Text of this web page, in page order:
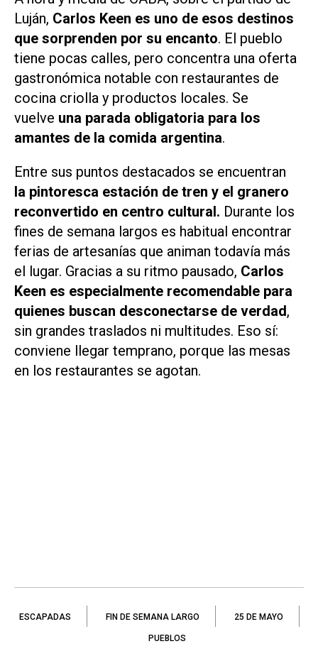
Luján, Carlos Keen es uno de esos destinos
que sorprenden por su encanto. El pueblo
tiene pocas calles, pero concentra una oferta
gastronómica notable con restaurantes de
cocina criolla y productos locales. Se
vuelve una parada obligatoria para los
amantes de la comida argentina.
Entre sus puntos destacados se encuentran
la pintoresca estación de tren y el granero
reconvertido en centro cultural. Durante los
fines de semana largos es habitual encontrar
ferias de artesanías que animan todavía más
el lugar. Gracias a su ritmo pausado, Carlos
Keen es especialmente recomendable para
quienes buscan desconectarse de verdad,
sin grandes traslados ni multitudes. Eso sí:
conviene llegar temprano, porque las mesas
en los restaurantes se agotan.
ESCAPADAS FIN DE SEMANA LARGO 25 DE MAYO
PUEBLOS